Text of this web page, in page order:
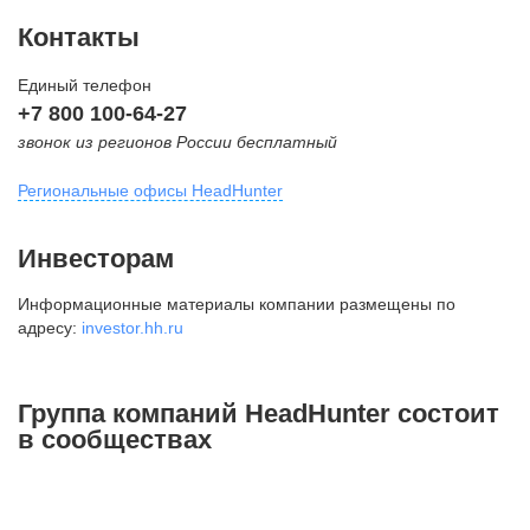
Контакты
Единый телефон
+7 800 100-64-27
звонок из регионов России бесплатный
Региональные офисы HeadHunter
внутригородская территория
Муниципальный округ Тверской,
2-я Брестская ул., д. 48,
+7 495 980-64-27
Инвесторам
Информационные материалы компании размещены по
адресу: investor.hh.ru
Группа компаний HeadHunter состоит
в сообществах